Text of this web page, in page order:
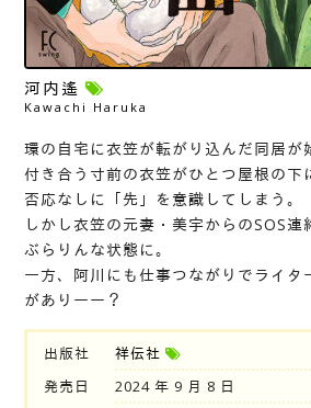
河内遙
Kawachi Haruka
環の自宅に衣笠が転がり込んだ同居が
付き合う寸前の衣笠がひとつ屋根の下
否応なしに「先」を意識してしまう。
しかし衣笠の元妻・美宇からのSOS連
ぶらりんな状態に。
一方、阿川にも仕事つながりでライタ
がありーー？
出版社
祥伝社
発売日
2024 年 9 月 8 日